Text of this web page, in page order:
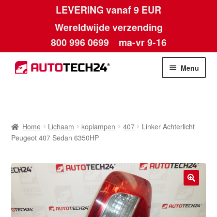
LEVERING vanaf 9 EUR
Wereldwijde verzending
800 996 0699 ma-vr 9-16
Ga
door
Ga
naar
Menu
Betalingen
Home Lichaam koplampen 407
Linker Achterlicht
Peugeot 407 Sedan 6350HP